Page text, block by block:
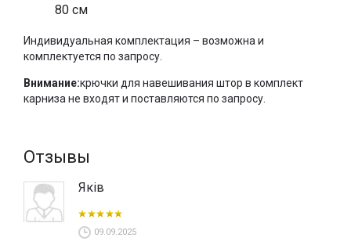
80 см
Индивидуальная комплектация – возможна и
комплектуется по запросу.
Внимание:крючки для навешивания штор в комплект
карниза не входят и поставляются по запросу.
Отзывы
Яків
09.09.2025